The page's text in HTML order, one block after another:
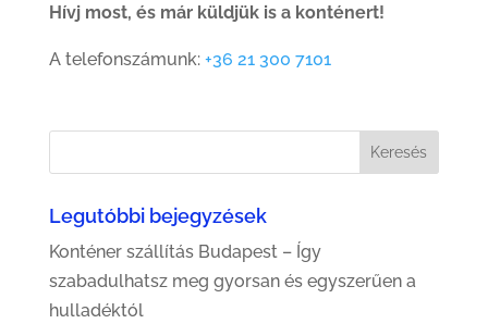
Hívj most, és már küldjük is a konténert!
A telefonszámunk: +36 21 300 7101
Legutóbbi bejegyzések
Konténer szállítás Budapest – Így
szabadulhatsz meg gyorsan és egyszerűen a
hulladéktól